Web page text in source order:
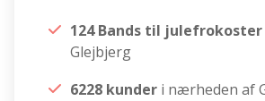
124 Bands til julefrokoster
Glejbjerg
6228 kunder i nærheden af